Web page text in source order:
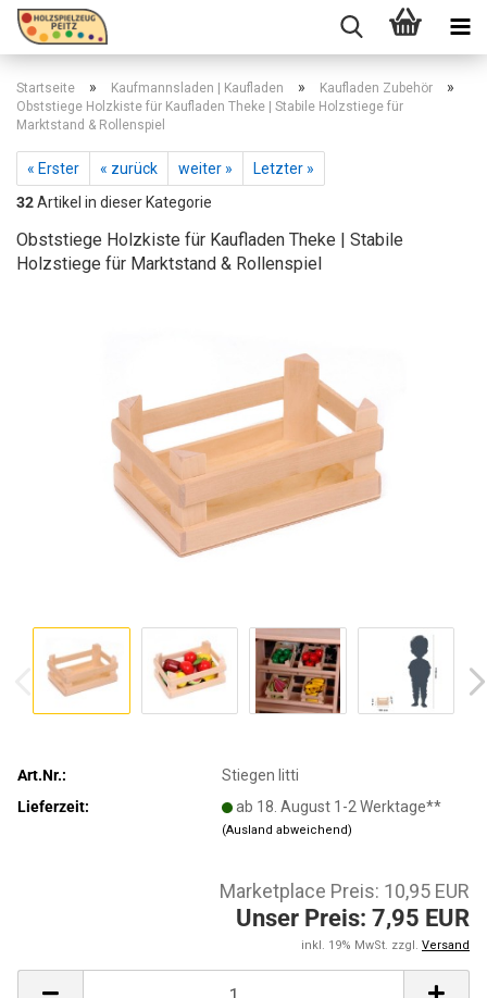
Startseite » Kaufmannsladen | Kaufladen » Kaufladen Zubehör »
Obststiege Holzkiste für Kaufladen Theke | Stabile Holzstiege für
Marktstand & Rollenspiel
« Erster « zurück weiter »
Letzter »
32Artikel in dieser Kategorie
Obststiege Holzkiste für Kaufladen Theke | Stabile
Holzstiege für Marktstand & Rollenspiel
Art.Nr.:
Stiegen litti
Lieferzeit:
ab 18. August 1-2 Werktage**
(Ausland abweichend)
Marketplace Preis: 10,95 EUR
Unser Preis: 7,95 EUR
inkl. 19% MwSt. zzgl. Versand